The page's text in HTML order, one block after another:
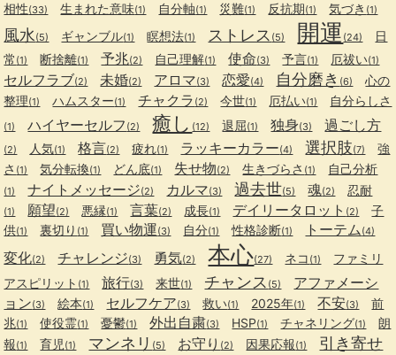
相性(33) 生まれた意味(1) 自分軸(1) 災難(1) 反抗期(1) 気づき (1)
風水(5) ギャンブル(1) 瞑想法(1) ストレス (5) 開運 (24)
日
常 (1) 断捨離(1) 予兆(2) 自己理解(1) 使命(3) 予言(1) 厄祓い(1)
セルフラブ(2) 未婚(2) アロマ(3) 恋愛(4) 自分磨き (6)
心の
整理(1) ハムスター(1) チャクラ (2) 今世(1) 厄払い(1) 自分らしさ
(1) ハイヤーセルフ (2) 癒し (12) 退屈(1) 独身(3) 過ごし方
(2) 人気(1) 格言(2) 疲れ(1) ラッキーカラー(4) 選択肢(7)
強
さ (1) 気分転換(1) どん底(1) 失せ物(2) 生きづらさ (1) 自己分析
(1) ナイトメッセージ(2) カルマ(3) 過去世(5) 魂(2) 忍耐
(1) 願望(2) 悪縁(1) 言葉(2) 成長(1) デイリータロット (2)
子
供(1) 裏切り (1) 買い物運(3) 自分(1) 性格診断(1) トーテム(4)
変化(2) チャレンジ(3) 勇気(2) 本心(27) ネコ (1)
ファミリ
アスピリット (1) 旅行(3) 来世(1) チャンス (5)
アファメーシ
ョン(3) 絵本(1) セルフケア(3) 救い(1) 2025年(1) 不安(3)
前
兆(1) 使役霊(1) 憂鬱(1) 外出自粛(3) HSP(1) チャネリング(1)
朗
報(1) 育児 (1) マンネリ (5) お守り (2) 因果応報(1) 引き寄せ